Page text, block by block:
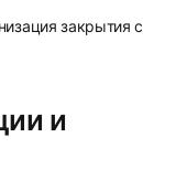
закрытия с
и